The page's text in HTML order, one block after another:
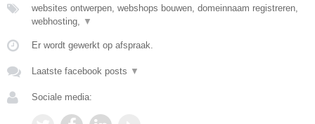
websites ontwerpen, webshops bouwen, domeinnaam registreren,
webhosting, ▼
Er wordt gewerkt op afspraak.
Laatste facebook posts ▼
Sociale media: